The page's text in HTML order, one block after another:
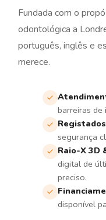
Fundada com o
odontológica a
português, inglês e
merece.
barreiras de
segurança
Raio-X 3D
digital de
preciso.
disponível